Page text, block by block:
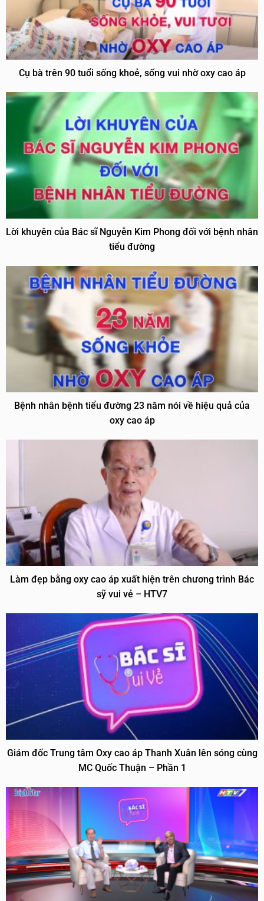
Cụ bà trên 90 tuổi sống khoẻ, sống vui nhờ oxy cao áp
Lời khuyên của Bác sĩ Nguyễn Kim Phong đối với bệnh nhân
tiểu đường
Bệnh nhân bệnh tiểu đường 23 năm nói về hiệu quả của
oxy cao áp
Làm đẹp bằng oxy cao áp xuất hiện trên chương trình Bác
sỹ vui vẻ – HTV7
Giám đốc Trung tâm Oxy cao áp Thanh Xuân lên sóng cùng
MC Quốc Thuận – Phần 1